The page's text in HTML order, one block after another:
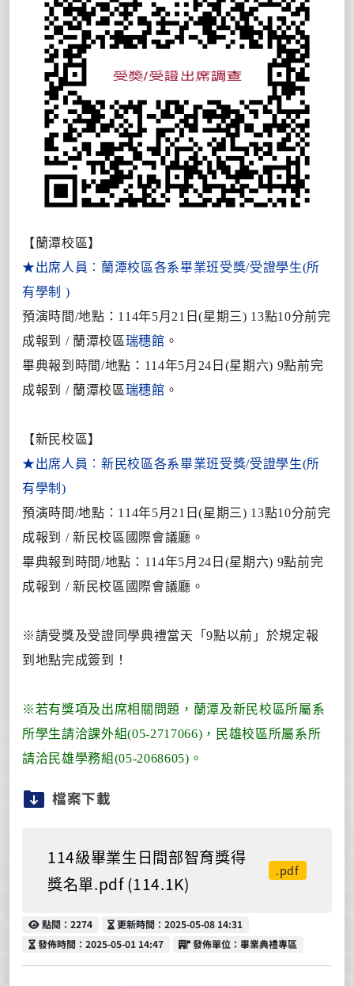
【蘭潭校區】
★出席人員︰蘭潭校區各系畢業班受獎/受證學生(所
有學制 )
預演時間/地點：114年5月21日(星期三) 13點10分前完
成報到 / 蘭潭校區瑞穗館 。
畢典報到時間/地點：114年5月24日(星期六) 9點前完
成報到 / 蘭潭校區瑞穗館 。
【新民校區】
★出席人員︰新民校區各系畢業班受獎/受證學生(所
有學制)
預演時間/地點：114年5月21日(星期三) 13點10分前完
成報到 / 新民校區國際會議廳。
畢典報到時間/地點：114年5月24日(星期六) 9點前完
成報到 / 新民校區國際會議廳。
※請受獎及受證同學典禮當天「9點以前」於規定報
到地點完成簽到！
※若有獎項及出席相關問題，蘭潭及新民校區所屬系
所學生請洽課外組(05-2717066)，民雄校區所屬系所
請洽民雄學務組(05-2068605)。
檔案下載
114級畢業生日間部智育獎得
獎名單.pdf (114.1K)
.pdf
點閱
點閱：2274 更新時間
更新時間：2025-05-08 14:31
發佈時間
發佈時間：2025-05-01 14:47 發佈單位
發佈單位：畢業典禮專區